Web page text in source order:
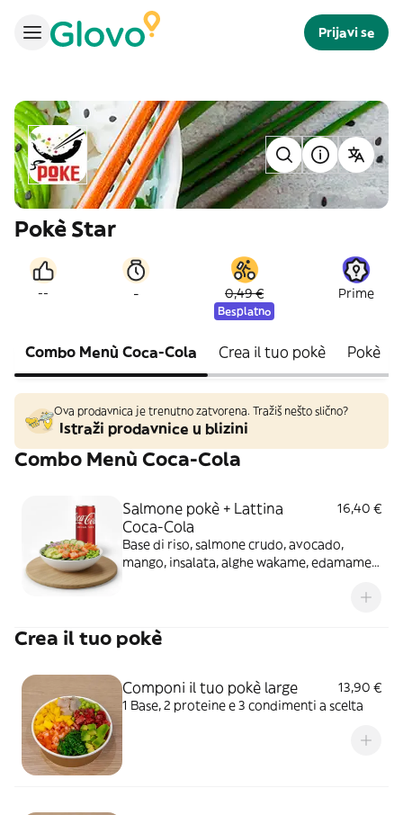
Prijavi se
Pokè Star
-- - 0,49 €
Besplatno
Prime
Combo Menù Coca-Cola Crea il tuo pokè Pokè
Ova prodavnica je trenutno zatvorena. Tražiš nešto slično?
Istraži prodavnice u blizini
Combo Menù Coca-Cola
Salmone pokè + Lattina
Coca-Cola
16,40 €
Base di riso, salmone crudo, avocado,
mango, insalata, alghe wakame, edamame
Crea il tuo pokè
Componi il tuo pokè large
13,90 €
1 Base, 2 proteine e 3 condimenti a scelta